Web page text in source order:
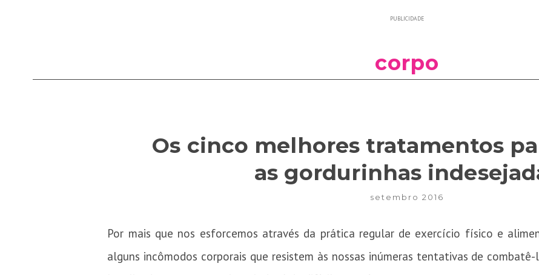
PUBLICIDADE
corpo
Os cinco melhores tratamentos
as gordurinhas
setembro 2016
Por mais que nos esforcemos através da prática regular de exercício físico e
alguns incômodos corporais que resistem às nossas inúmeras tentativas de